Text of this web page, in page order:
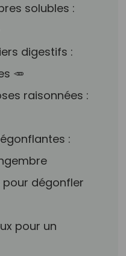
solubles :
digestifs :
🥕
raisonnées :
:
pour dégonfler
pour un